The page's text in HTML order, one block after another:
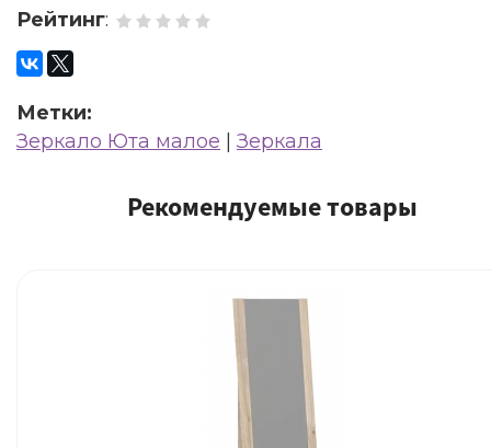
Рейтинг:
Метки:
Зеркало Юта малое
Зеркала
Рекомендуемые товары